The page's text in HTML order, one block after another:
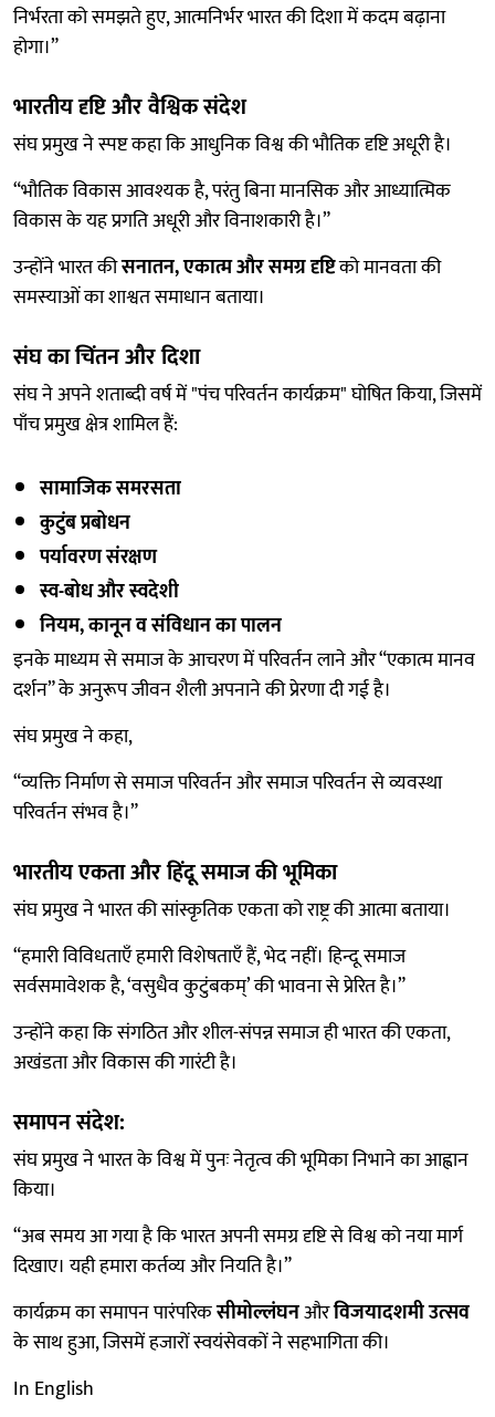
निर्भरता को समझते हुए, आत्मनिर्भर भारत की दिशा में कदम बढ़ाना
होगा।”
भारतीय दृष्टि और वैश्विक संदेश
संघ प्रमुख ने स्पष्ट कहा कि आधुनिक विश्व की भौतिक दृष्टि अधूरी है।
“भौतिक विकास आवश्यक है, परंतु बिना मानसिक और आध्यात्मिक
विकास के यह प्रगति अधूरी और विनाशकारी है।”
उन्होंने भारत कीसनातन, एकात्म और समग्र दृष्टिको मानवता की
समस्याओं का शाश्वत समाधान बताया।
संघ का चिंतन और दिशा
संघ ने अपने शताब्दी वर्ष में "पंच परिवर्तन कार्यक्रम" घोषित किया, जिसमें
पाँच प्रमुख क्षेत्र शामिल हैं:
सामाजिक समरसता
कुटुंब प्रबोधन
पर्यावरण संरक्षण
स्व-बोध और स्वदेशी
नियम, कानून व संविधान का पालन
इनके माध्यम से समाज के आचरण में परिवर्तन लाने और “एकात्म मानव
दर्शन” के अनुरूप जीवन शैली अपनाने की प्रेरणा दी गई है।
संघ प्रमुख ने कहा,
“व्यक्ति निर्माण से समाज परिवर्तन और समाज परिवर्तन से व्यवस्था
परिवर्तन संभव है।”
भारतीय एकता और हिंदू समाज की भूमिका
संघ प्रमुख ने भारत की सांस्कृतिक एकता को राष्ट्र की आत्मा बताया।
“हमारी विविधताएँ हमारी विशेषताएँ हैं, भेद नहीं। हिन्दू समाज
सर्वसमावेशक है, ‘वसुधैव कुटुंबकम्’ की भावना से प्रेरित है।”
उन्होंने कहा कि संगठित और शील-संपन्न समाज ही भारत की एकता,
अखंडता और विकास की गारंटी है।
समापन संदेश:
संघ प्रमुख ने भारत के विश्व में पुनः नेतृत्व की भूमिका निभाने का आह्वान
किया।
“अब समय आ गया है कि भारत अपनी समग्र दृष्टि से विश्व को नया मार्ग
दिखाए। यही हमारा कर्तव्य और नियति है।”
कार्यक्रम का समापन पारंपरिकसीमोल्लंघनऔरविजयादशमी उत्सव
के साथ हुआ, जिसमें हजारों स्वयंसेवकों ने सहभागिता की।
In English